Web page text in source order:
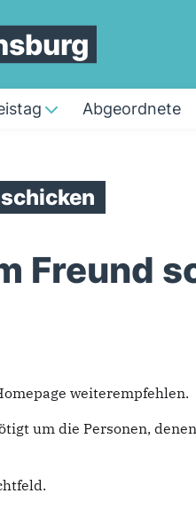
Abgeordnete
schicken
Freund
weiterempfehlen.
um die Personen,